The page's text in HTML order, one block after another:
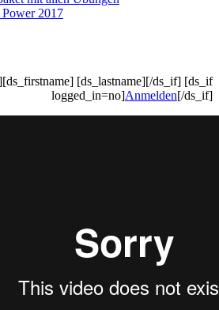
2017
[ds_lastname][/ds_if] [ds_if
logged_in=no]Anmelden[/ds_if]